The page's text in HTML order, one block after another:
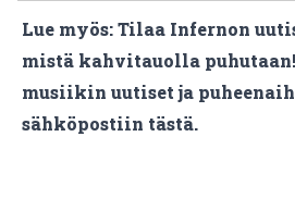
Lue myös:Tilaa Infernon
mistä kahvitauolla
musiikin uutiset ja
sähköpostiin tästä.